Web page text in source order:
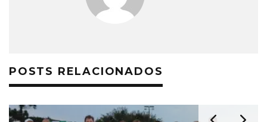
POSTS RELACIONADOS